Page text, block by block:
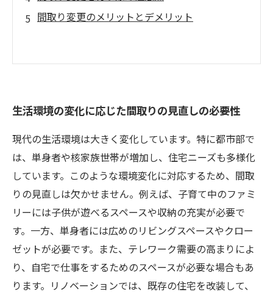
間取り変更のメリットとデメリット
生活環境の変化に応じた間取りの見直しの必要性
現代の生活環境は大きく変化しています。特に都市部で
は、単身者や核家族世帯が増加し、住宅ニーズも多様化
しています。このような環境変化に対応するため、間取
りの見直しは欠かせません。例えば、子育て中のファミ
リーには子供が遊べるスペースや収納の充実が必要で
す。一方、単身者には広めのリビングスペースやクロー
ゼットが必要です。また、テレワーク需要の高まりによ
り、自宅で仕事をするためのスペースが必要な場合もあ
ります。リノベーションでは、既存の住宅を改装して、